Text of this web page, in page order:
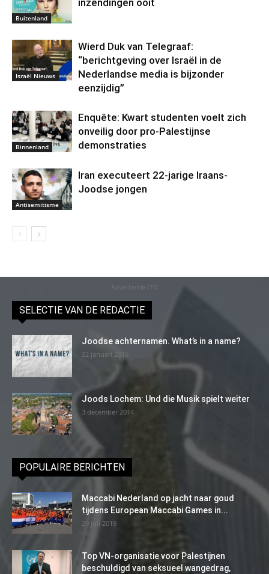
Buitenland
inzendingen ooit
Israël Nieuws
Wierd Duk van Telegraaf:
“berichtgeving over Israël in de
Nederlandse media is bijzonder
eenzijdig”
Binnenland
Enquête: Kwart studenten voelt zich
onveilig door pro-Palestijnse
demonstraties
Antisemitisme
Iran executeert 22-jarige Iraans-
Joodse jongen
Advertentie (11)
SELECTIE VAN DE REDACTIE
Joodse achternamen. What’s in a name?
22 januari 2016
Joods Lochem: Und die Musik spielt weiter
3 december 2014
POPULAIRE BERICHTEN
Maccabi Nederland op jacht naar goud
tijdens European Maccabi Games in...
29 juli 2019
Top VN-organisatie voor Palestijnen
beschuldigd van seksueel wangedrag,